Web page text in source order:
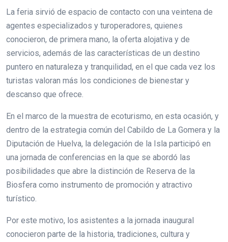
La feria sirvió de espacio de contacto con una veintena de
agentes especializados y turoperadores, quienes
conocieron, de primera mano, la oferta alojativa y de
servicios, además de las características de un destino
puntero en naturaleza y tranquilidad, en el que cada vez los
turistas valoran más los condiciones de bienestar y
descanso que ofrece.
En el marco de la muestra de ecoturismo, en esta ocasión, y
dentro de la estrategia común del Cabildo de La Gomera y la
Diputación de Huelva, la delegación de la Isla participó en
una jornada de conferencias en la que se abordó las
posibilidades que abre la distinción de Reserva de la
Biosfera como instrumento de promoción y atractivo
turístico.
Por este motivo, los asistentes a la jornada inaugural
conocieron parte de la historia, tradiciones, cultura y